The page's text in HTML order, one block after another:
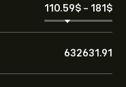
110.59‎$‎ - 181‎$‎
632631.91